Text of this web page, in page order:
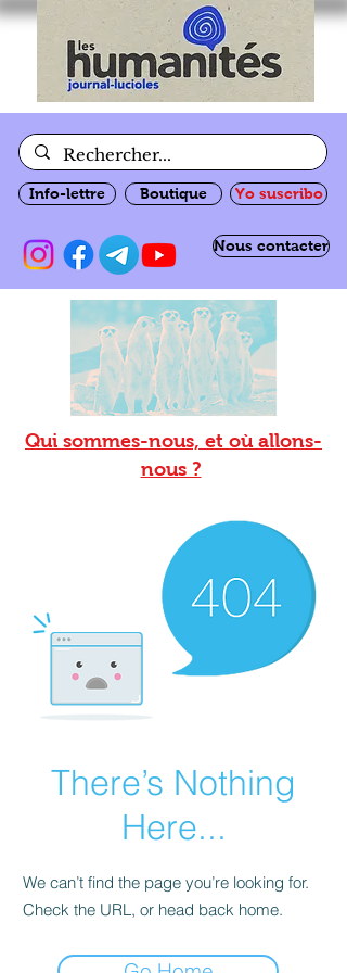
Info-lettre Boutique Yo suscribo
Nous contacter
Qui sommes-nous, et où allons-
nous ?
There’s Nothing
Here...
We can’t find the page you’re looking for.
Check the URL, or head back home.